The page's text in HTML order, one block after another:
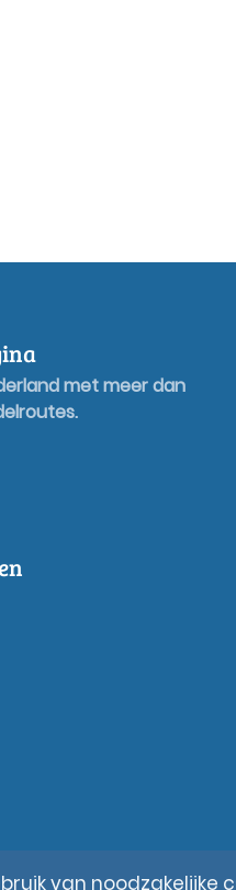
met meer dan
van noodzakelijke